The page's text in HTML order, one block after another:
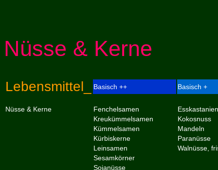
Nüsse & Kerne
Lebensmittel_ Basisch ++ Basisch +
Nüsse & Kerne Fenchelsamen
Esskastanien
Kreukümmelsamen
Kokosnuss
Kümmelsamen
Mandeln
Kürbiskerne
Paranüsse
Leinsamen
Walnüsse,
Sesamkörner
Sojanüsse